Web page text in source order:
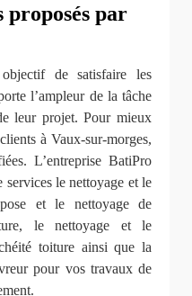
proposés par
de satisfaire les
l’ampleur de la tâche
leur projet. Pour mieux
à Vaux-sur-morges,
L’entreprise BatiPro
le nettoyage et le
et le nettoyage de
le nettoyage et le
toiture ainsi que la
pour vos travaux de